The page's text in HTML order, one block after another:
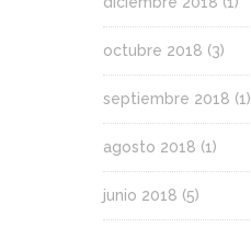
octubre 2018 (3)
septiembre 2018 (1)
agosto 2018 (1)
junio 2018 (5)